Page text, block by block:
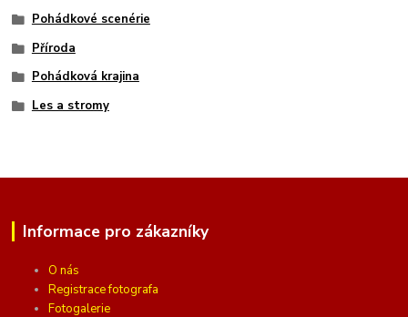
Pohádkové scenérie
Příroda
Pohádková krajina
Les a stromy
Informace pro zákazníky
O nás
Registrace fotografa
Fotogalerie